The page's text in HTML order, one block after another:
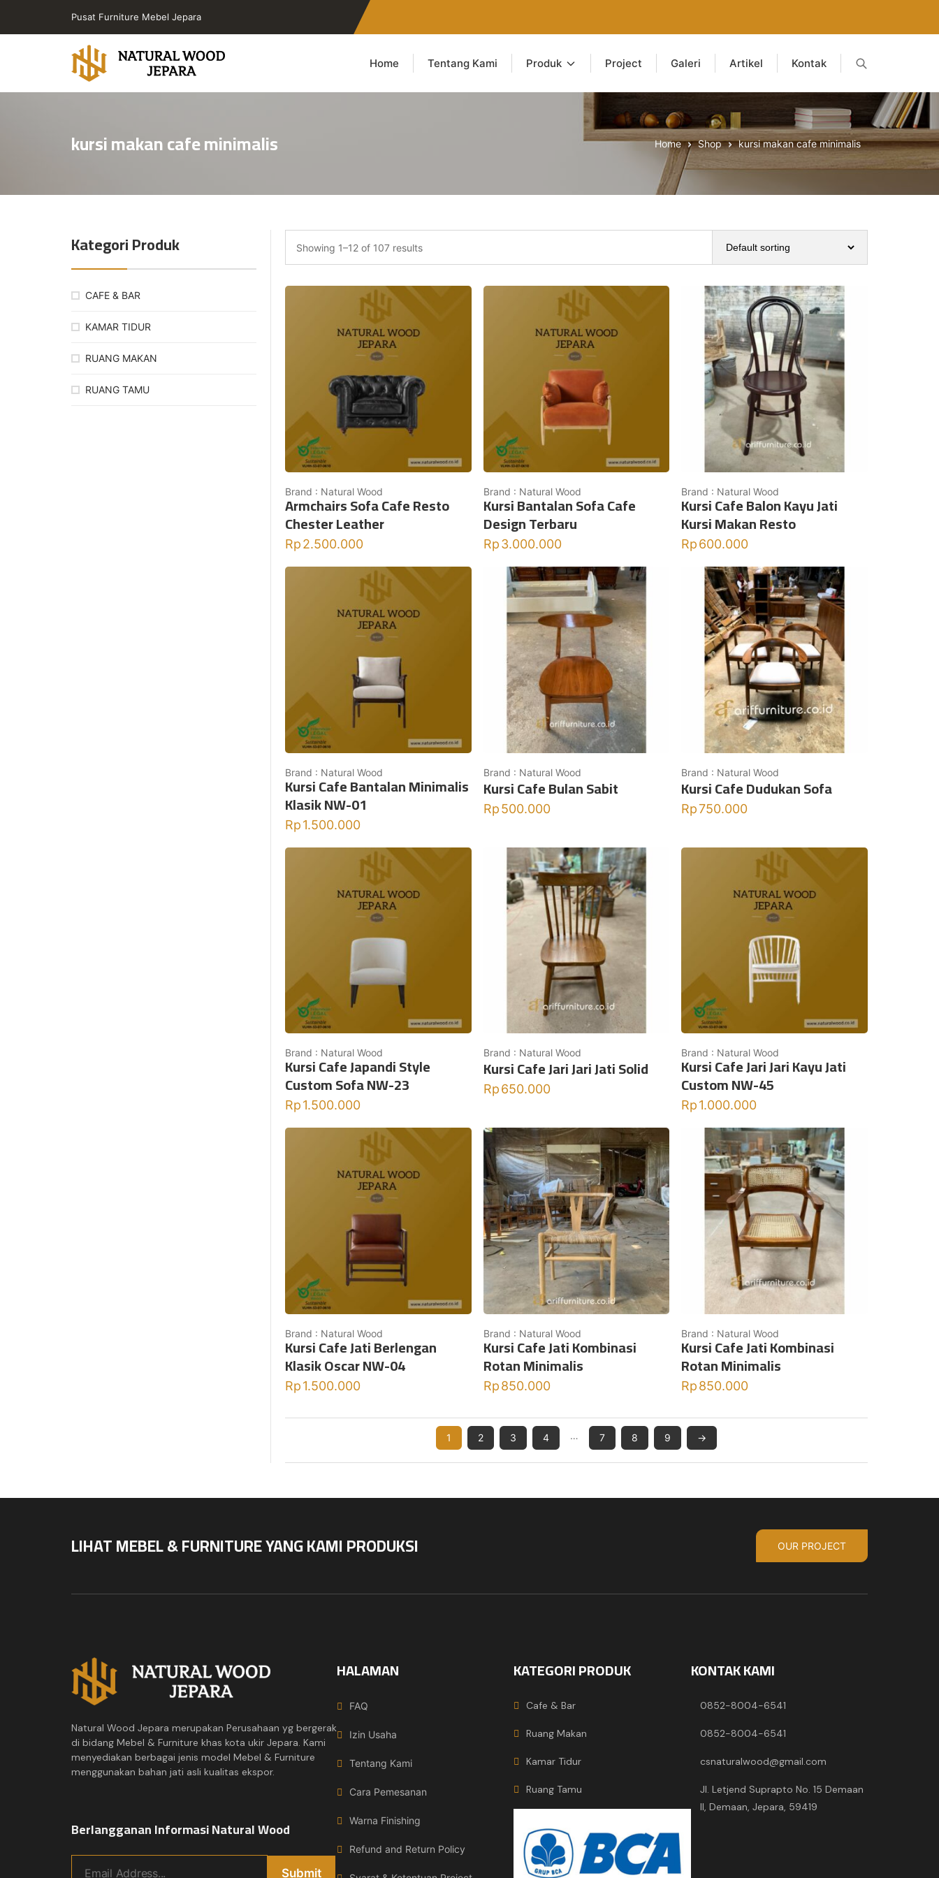
Pusat Furniture Mebel Jepara
Toko
Jepara
PT
Jepara
Home Tentang Kami Produk Project Galeri Artikel Kontak
kursi makan cafe minimalis Home Shop kursi makan cafe minimalis
Kategori Produk
CAFE & BAR
KAMAR TIDUR
RUANG MAKAN
RUANG TAMU
Showing 1–12 of 107 results
Brand : Natural Wood
Armchairs Sofa Cafe Resto
Chester Leather
Rp2.500.000
Brand : Natural Wood
Kursi Bantalan Sofa Cafe
Design Terbaru
Rp3.000.000
Brand : Natural Wood
Kursi Cafe Balon Kayu Jati
Kursi Makan Resto
Rp600.000
Brand : Natural Wood
Kursi Cafe Bantalan Minimalis
Klasik NW-01
Rp1.500.000
Brand : Natural Wood
Kursi Cafe Bulan Sabit
Rp500.000
Brand : Natural Wood
Kursi Cafe Dudukan Sofa
Rp750.000
Brand : Natural Wood
Kursi Cafe Japandi Style
Custom Sofa NW-23
Rp1.500.000
Brand : Natural Wood
Kursi Cafe Jari Jari Jati Solid
Rp650.000
Brand : Natural Wood
Kursi Cafe Jari Jari Kayu Jati
Custom NW-45
Rp1.000.000
Brand : Natural Wood
Kursi Cafe Jati Berlengan
Klasik Oscar NW-04
Rp1.500.000
Brand : Natural Wood
Kursi Cafe Jati Kombinasi
Rotan Minimalis
Rp850.000
Brand : Natural Wood
Kursi Cafe Jati Kombinasi
Rotan Minimalis
Rp850.000
1 2 3 4 … 7 8 9 →
LIHAT MEBEL & FURNITURE YANG KAMI PRODUKSI OUR PROJECT
Natural Wood Jepara merupakan Perusahaan yg bergerak
di bidang Mebel & Furniture khas kota ukir Jepara. Kami
menyediakan berbagai jenis model Mebel & Furniture
menggunakan bahan jati asli kualitas ekspor.
Berlangganan Informasi Natural Wood
HALAMAN
FAQ
Izin Usaha
Tentang Kami
Cara Pemesanan
Warna Finishing
Refund and Return Policy
KATEGORI PRODUK
Cafe & Bar
Ruang Makan
Kamar Tidur
Ruang Tamu
KONTAK KAMI
0852-8004-6541
0852-8004-6541
csnaturalwood@gmail.com
Jl. Letjend Suprapto No. 15 Demaan
II, Demaan, Jepara, 59419